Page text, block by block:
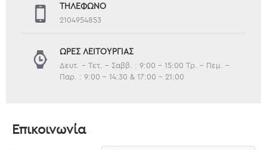
ΤΗΛΈΦΩΝΟ
2104954853
ΏΡΕΣ ΛΕΙΤΟΥΡΓΊΑΣ
Δευτ. - Τετ. - Σαββ. : 9:00 - 15:00 Τρ. - Πεμ. -
Παρ. : 9:00 - 14:30 & 17:00 - 21:00
Επικοινωνία